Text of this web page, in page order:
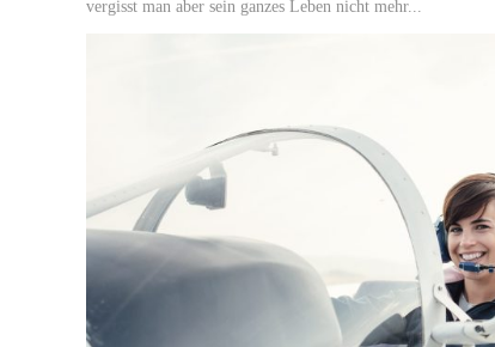
vergisst man aber sein ganzes Leben nicht mehr...
Ich habe meiner Mama einen Rundflug
beiden richtig viel Spaß gemacht! Vielen